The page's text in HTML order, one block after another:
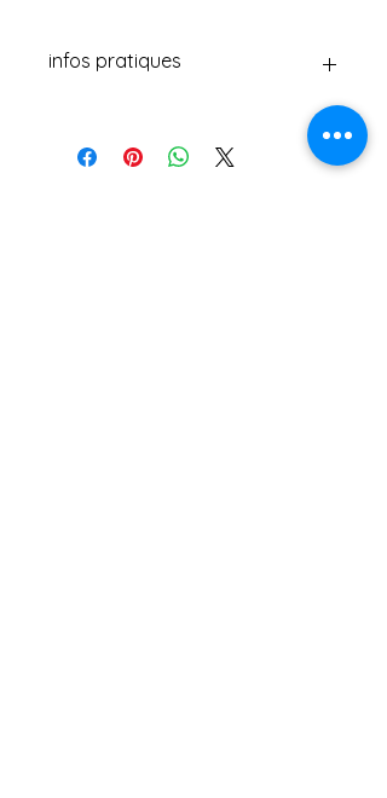
infos pratiques
Auteure Selena D.
Edition Eveil & Vous Editions